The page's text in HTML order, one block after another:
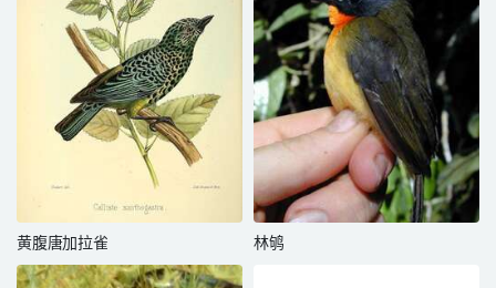
黄腹唐加拉雀 林鸲